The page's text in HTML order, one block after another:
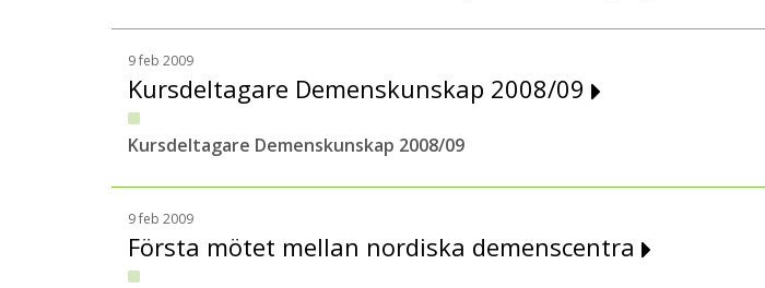
9 feb 2009
Kursdeltagare Demenskunskap 2008/09
Kursdeltagare Demenskunskap 2008/09
9 feb 2009
Första mötet mellan nordiska demenscentra